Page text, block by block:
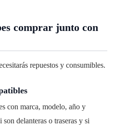
comprar junto con
repuestos y consumibles.
con marca, modelo, año y
delanteras o traseras y si